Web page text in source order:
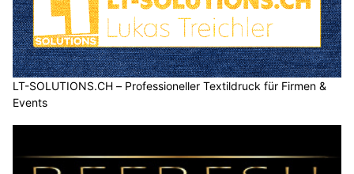
LT-SOLUTIONS.CH – Professioneller Textildruck für Firmen &
Events